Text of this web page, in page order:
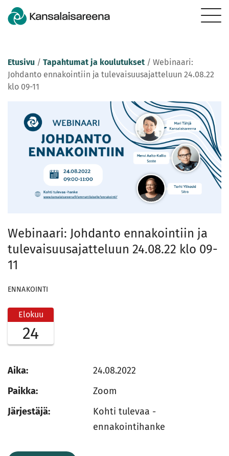
Etusivu / Tapahtumat ja koulutukset / Webinaari:
Johdanto ennakointiin ja tulevaisuusajatteluun 24.08.22
klo 09-11
Webinaari: Johdanto ennakointiin ja
tulevaisuusajatteluun 24.08.22 klo 09-
11
ENNAKOINTI
Elokuu
24
Aika:
24.08.2022
Paikka:
Zoom
Järjestäjä:
Kohti tulevaa -
ennakointihanke